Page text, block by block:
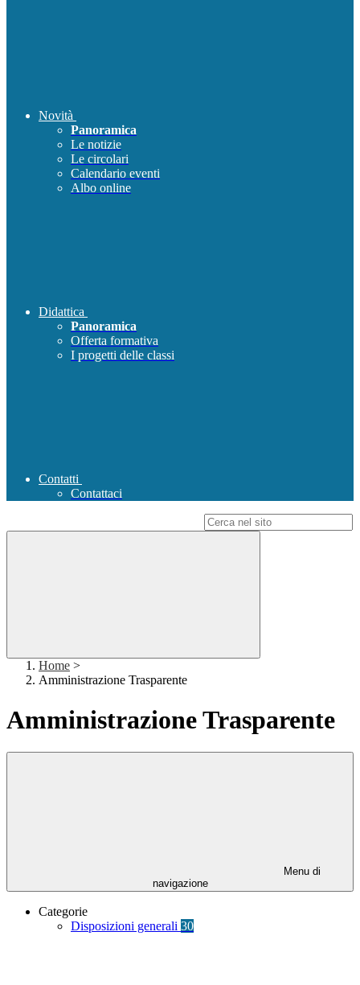
Novità
Panoramica
Le notizie
Le circolari
Calendario eventi
Albo online
Didattica
Panoramica
Offerta formativa
I progetti delle classi
Contatti
Contattaci
Home >
Amministrazione Trasparente
Amministrazione Trasparente
Menu di
navigazione
Categorie
Disposizioni generali 30